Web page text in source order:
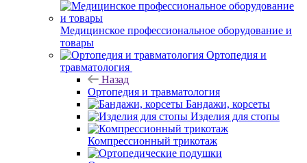
Медицинское профессиональное оборудование и
товары
Ортопедия и
травматология
Назад
Ортопедия и травматология
Бандажи, корсеты
Изделия для стопы
Компрессионный трикотаж